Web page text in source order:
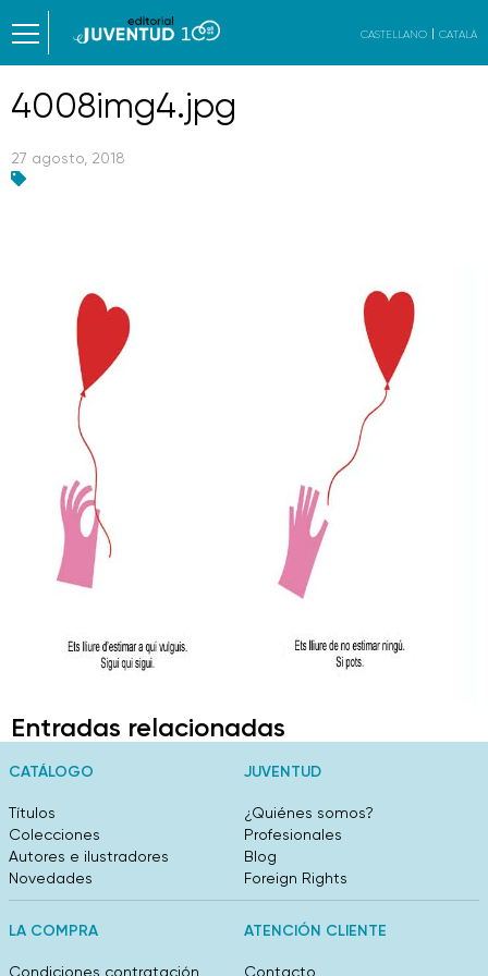
CASTELLANO CATALÀ
4008img4.jpg
27 agosto, 2018
Entradas relacionadas
CATÁLOGO
Títulos
Colecciones
Autores e ilustradores
Novedades
JUVENTUD
¿Quiénes somos?
Profesionales
Blog
Foreign Rights
LA COMPRA
Condiciones contratación
ATENCIÓN CLIENTE
Contacto